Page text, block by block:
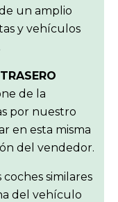
un amplio
y vehículos
de la
por nuestro
en esta misma
del vendedor.
similares
del vehículo